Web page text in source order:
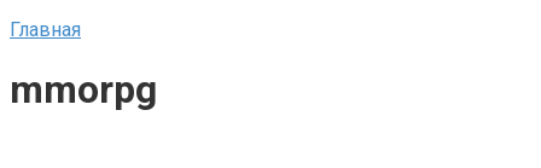
Главная
mmorpg